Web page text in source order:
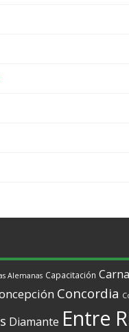
Alemanas Capacitación
Concordia
Diamante Entre